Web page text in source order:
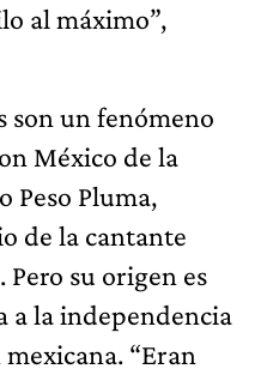
al máximo”,
son un fenómeno
México de la
Peso Pluma,
de la cantante
su origen es
a la independencia
“Eran